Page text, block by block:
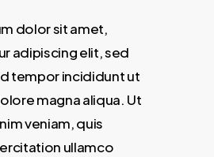
dolor sit amet,
adipiscing elit, sed
tempor incididunt ut
magna aliqua. Ut
veniam, quis
ullamco